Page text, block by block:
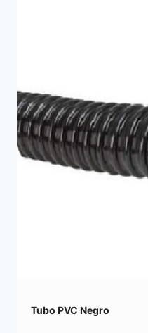
Tubo PVC Negro